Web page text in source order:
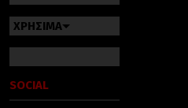
ΧΡΗΣΙΜΑ
SOCIAL